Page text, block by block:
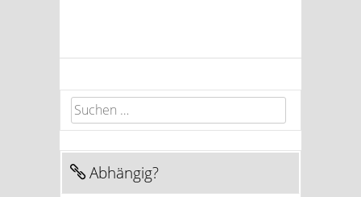
Suchen nach:
Abhängig?